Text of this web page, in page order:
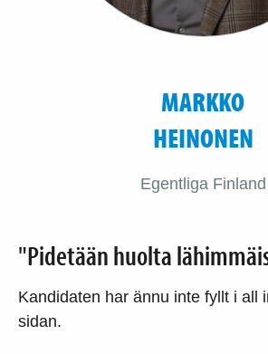
MARKKO
HEINONEN
Egentliga Finland
"Pidetään huolta
Kandidaten har ännu inte fyllt i all
sidan.